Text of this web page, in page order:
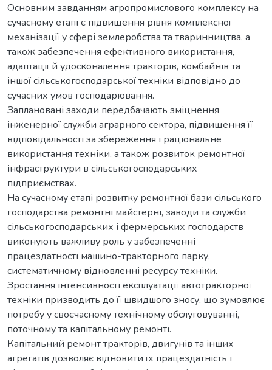
Основним завданням агропромислового комплексу на
сучасному етапі є підвищення рівня комплексної
механізації у сфері землеробства та тваринництва, а
також забезпечення ефективного використання,
адаптації й удосконалення тракторів, комбайнів та
іншої сільськогосподарської техніки відповідно до
сучасних умов господарювання.
Заплановані заходи передбачають зміцнення
інженерної служби аграрного сектора, підвищення її
відповідальності за збереження і раціональне
використання техніки, а також розвиток ремонтної
інфраструктури в сільськогосподарських
підприємствах.
На сучасному етапі розвитку ремонтної бази сільського
господарства ремонтні майстерні, заводи та служби
сільськогосподарських і фермерських господарств
виконують важливу роль у забезпеченні
працездатності машино-тракторного парку,
систематичному відновленні ресурсу техніки.
Зростання інтенсивності експлуатації автотракторної
техніки призводить до її швидшого зносу, що зумовлює
потребу у своєчасному технічному обслуговуванні,
поточному та капітальному ремонті.
Капітальний ремонт тракторів, двигунів та інших
агрегатів дозволяє відновити їх працездатність і